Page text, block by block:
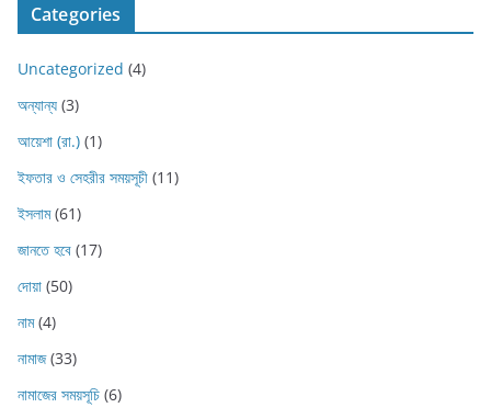
Categories
Uncategorized (4)
অন্যান্য (3)
আয়েশা (রা.) (1)
ইফতার ও সেহরীর সময়সূচী (11)
ইসলাম(61)
জানতে হবে (17)
দোয়া (50)
নাম(4)
নামাজ(33)
নামাজের সময়সূচি (6)